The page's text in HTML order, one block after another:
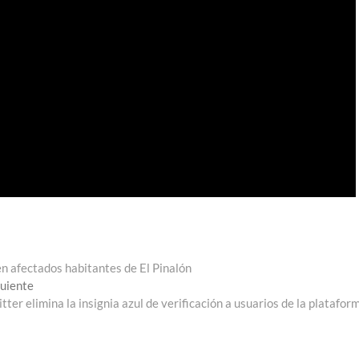
afectados habitantes de El Pinalón
Entrada
siguiente:
elimina la insignia azul de verificación a usuarios de la